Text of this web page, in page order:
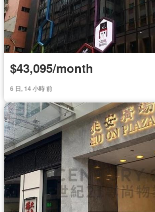
$43,095/month
6 日, 14 小時 前